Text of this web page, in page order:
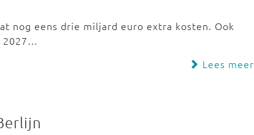
nog eens drie miljard euro extra kosten. Ook
2027…
Lees meer